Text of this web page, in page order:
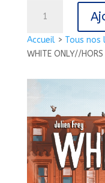
Accueil> Tous nos
WHITE ONLY//HORS
WHITE
ONLY//HORS